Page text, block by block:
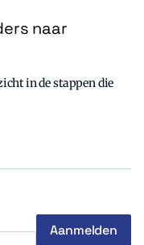
naar
in de stappen die